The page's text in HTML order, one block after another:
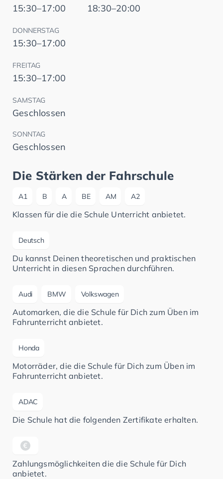
15:30–17:00 18:30–20:00
DONNERSTAG
15:30–17:00
FREITAG
15:30–17:00
SAMSTAG
Geschlossen
SONNTAG
Geschlossen
Die Stärken der Fahrschule
A1 B A BE AM A2
Klassen für die die Schule Unterricht anbietet.
Deutsch
Du kannst Deinen theoretischen und praktischen
Unterricht in diesen Sprachen durchführen.
Audi BMW Volkswagen
Automarken, die die Schule für Dich zum Üben im
Fahrunterricht anbietet.
Honda
Motorräder, die die Schule für Dich zum Üben im
Fahrunterricht anbietet.
ADAC
Die Schule hat die folgenden Zertifikate erhalten.
Zahlungsmöglichkeiten die die Schule für Dich
anbietet.